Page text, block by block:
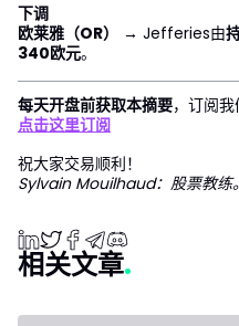
下调
欧莱雅（OR）
→ Jefferies由
340欧元。
每天开盘前获取本摘要，订阅
点击这里订阅
祝大家交易顺利！
Sylvain Mouilhaud：股票教练。
相关文章